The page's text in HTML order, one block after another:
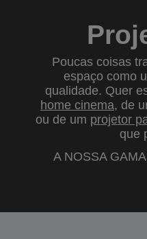
Poucas coisas
espaço como
qualidade. Quer
home cinema, de
ou de um projetor
que
A NOSSA